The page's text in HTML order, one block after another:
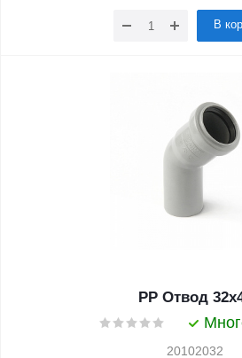
В
PP Отвод
20102032